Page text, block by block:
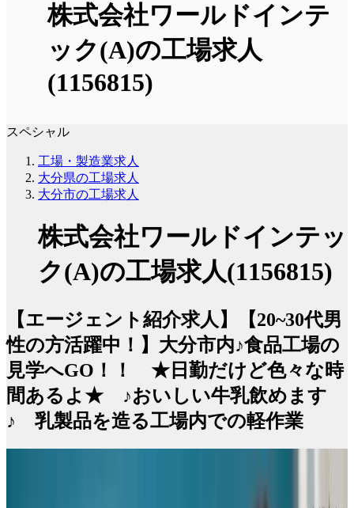
株式会社ワールドインテ
ック(A)の工場求人
(1156815)
スペシャル
工場・製造業求人
大分県の工場求人
大分市の工場求人
株式会社ワールドインテッ
ク(A)の工場求人(1156815)
【エージェント紹介求人】【20~30代男
性の方活躍中！】大分市内♪食品工場の
見学へGO！！ ★日勤だけど色々な時
間あるよ★ ♪おいしい牛乳飲めます
♪ 乳製品を造る工場内での軽作業